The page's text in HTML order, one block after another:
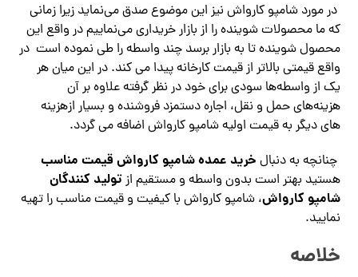
در مورد شامپو کارواش نیز این موضوع صدق می‌نماید زیرا زمانی
که ما محصولات شوینده را از بازار خریداری می‌نماییم در واقع این
محصول شوینده تا به بازار برسد چند واسطه را طی نموده است در
واقع قیمتی بالاتر از قیمت کارخانه پیدا می‌ کند. در این میان هر
یک از واسطه‌ها سودی برای خود در نظر گرفته علاوه بر آن
هزینه‌های حمل و نقل، اجاره دستمزد فروشنده و بسیار از‌هزینه
های دیگر به قیمت اولیه شامپو کارواش اضافه می‌ گردد.
چنانچه به دنبال خرید عمده شامپو کارواش قیمت مناسب
هستید بهتر است بدون واسطه و مستقیم ازتولید کنندگان
شامپو کارواش، شامپو کارواش با کیفیت و قیمت مناسب را تهیه
نمایید.
خلاصه